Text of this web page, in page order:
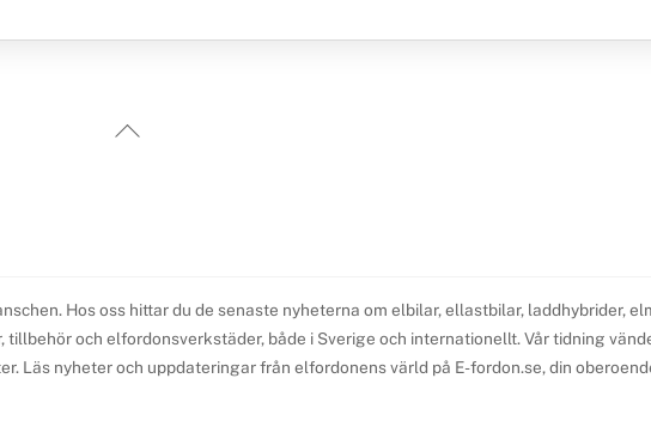
Back
Hos oss hittar du de senaste nyheterna om elbilar, ellastbilar, laddhybrider,
och elfordonsverkstäder, både i Sverige och internationellt. Vår tidning
Läs nyheter och uppdateringar från elfordonens värld på E-fordon.se, din